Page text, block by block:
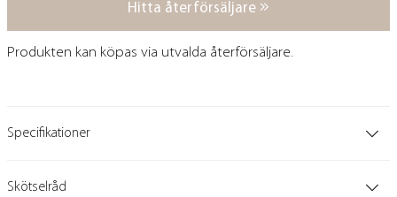
Hitta återförsäljare
Produkten kan köpas via utvalda återförsäljare.
Specifikationer
Skötselråd